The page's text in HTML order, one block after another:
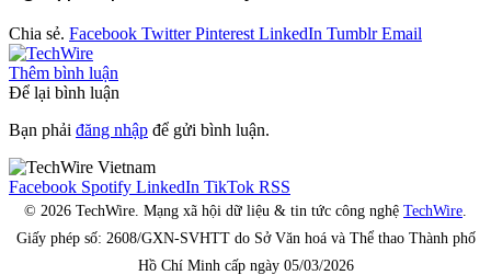
Chia sẻ. Facebook Twitter Pinterest LinkedIn Tumblr Email
Thêm bình luận
Để lại bình luận
Bạn phải đăng nhập để gửi bình luận.
Facebook Spotify LinkedIn TikTok RSS
© 2026 TechWire. Mạng xã hội dữ liệu & tin tức công nghệ TechWire
Giấy phép số: 2608/GXN-SVHTT do Sở Văn hoá và Thể thao Thành phố
Hồ Chí Minh cấp ngày 05/03/2026